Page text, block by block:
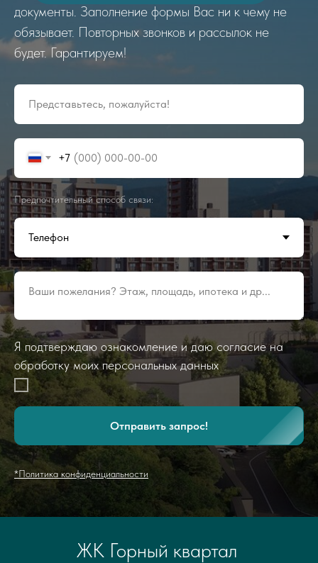
документы. Заполнение формы Вас ни к чему не
обязывает. Повторных звонков и рассылок не
будет. Гарантируем!
Представьтесь, пожалуйста!
+7
Предпочтительный способ связи:
Ваши пожелания? Этаж, площадь, ипотека и др...
Я подтверждаю ознакомление и даю согласие на
обработку моих персональных данных
Отправить запрос!
*Политика конфиденциальности
ЖК Горный квартал